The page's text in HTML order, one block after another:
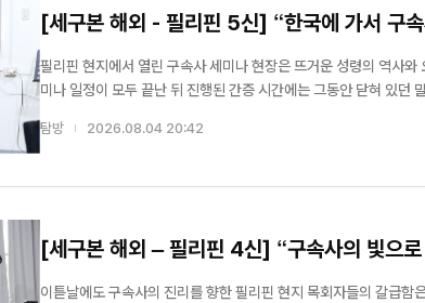
[세구본 해외 - 필리핀 5신] “한국에 가서 구
필리핀 현지에서 열린 구속사 세미나 현장은 뜨거운 성령의 역사와
미나 일정이 모두 끝난 뒤 진행된 간증 시간에는 그동안 닫혀 있던
장내는 이내 감사와 회...
탐방 2026.08.04 20:42
[세구본 해외 – 필리핀 4신] “구속사의 빛으
이튿날에도 구속사의 진리를 향한 필리핀 현지 목회자들의 갈급함